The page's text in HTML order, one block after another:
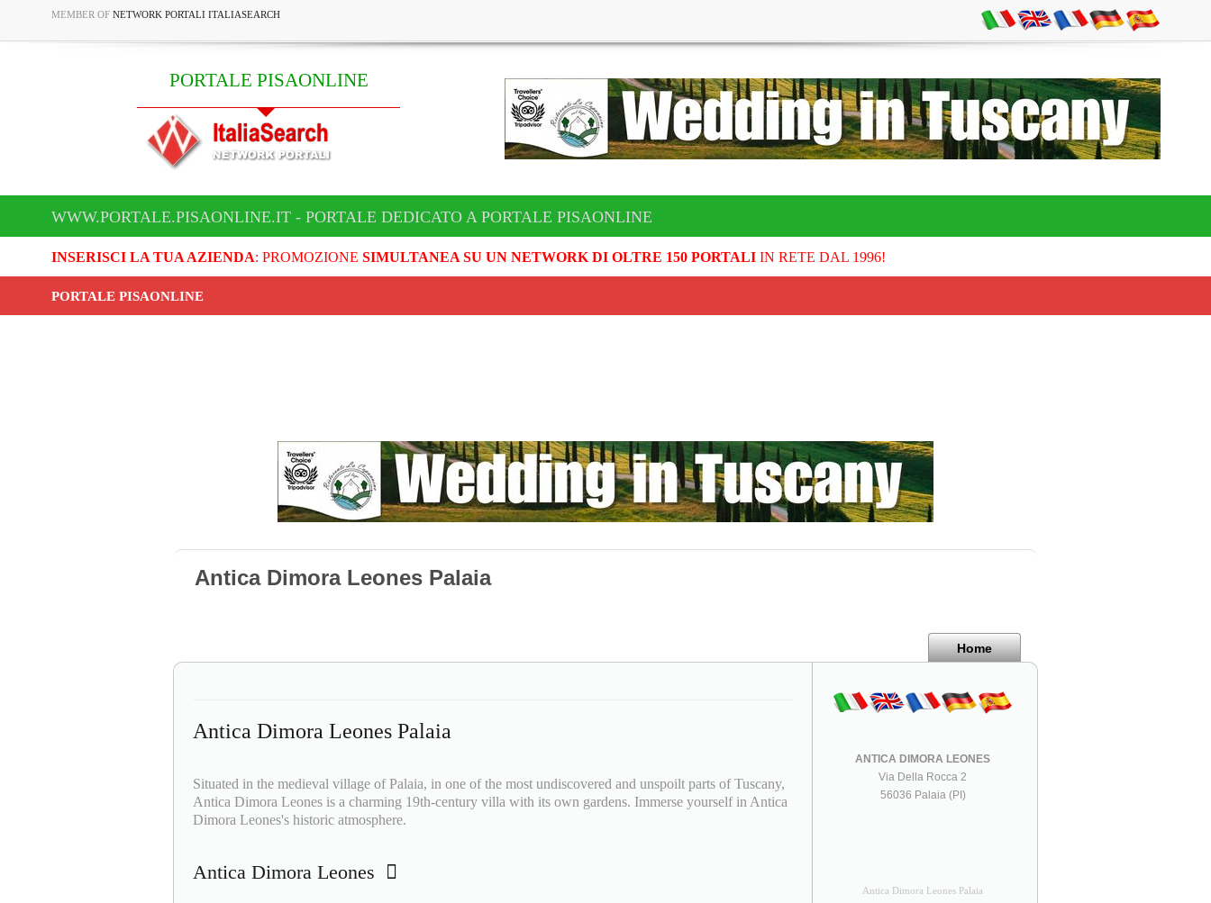
MEMBER OF NETWORK PORTALI ITALIASEARCH
PORTALE PISAONLINE
WWW.PORTALE.PISAONLINE.IT - PORTALE DEDICATO A PORTALE PISAONLINE
INSERISCI LA TUA AZIENDA: PROMOZIONE SIMULTANEA SU UN NETWORK DI OLTRE 150 PORTALIIN RETE DAL 1996!
PORTALE PISAONLINE
Antica Dimora Leones Palaia
Home
Antica Dimora Leones Palaia
Situated in the medieval village of Palaia, in one of the most undiscovered and unspoilt parts of Tuscany,
Antica Dimora Leones is a charming 19th-century villa with its own gardens. Immerse yourself in Antica
Dimora Leones's historic atmosphere.
Antica Dimora Leones
ANTICA DIMORA LEONES
Via Della Rocca 2
56036 Palaia (PI)
Antica Dimora Leones Palaia